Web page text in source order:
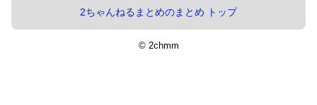
2ちゃんねるまとめのまとめ トップ
© 2chmm